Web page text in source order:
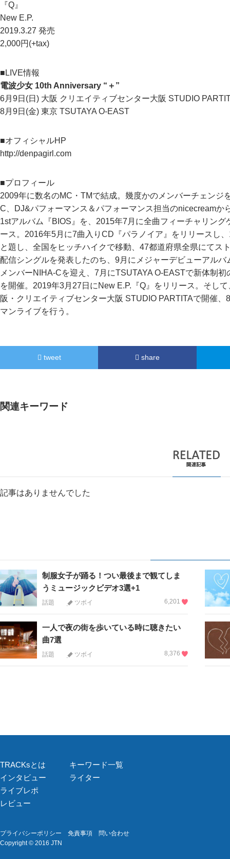
『Q』
New E.P.
2019.3.27 発売
2,000円(+tax)
■LIVE情報
電波少女 10th Anniversary “＋”
6月9日(日) 大阪 クリエイティブセンター大阪 STUDIO
8月9日(金) 東京 TSUTAYA O-EAST
■オフィシャルHP
http://denpagirl.com
■プロフィール
2009年に数名のMC・TMで結成。幾度かのメンバーチェンジ
C、DJ&パフォーマンス＆パフォーマンス担当のnicecreamか
1stアルバム『BIOS』を、2015年7月に全曲フィーチャリン
ース。2016年5月に7曲入りCD『パラノイア』をリリースし
と題し、全国をヒッチハイクで移動、47都道府県全県にてス
配信シングルを発表したのち、9月にメジャーデビューアル
メンバーNIHA-Cを迎え、7月にTSUTAYA O-EASTで新体制
を開催。2019年3月27日にNew E.P.『Q』をリリース。そし
阪・クリエイティブセンター大阪 STUDIO PARTITAで開催
マンライブを行う。
tweet share
関連キーワード
記事はありませんでした
制服女子が踊る！つい最後まで観てしま
うミュージックビデオ3選+1
話題 ツボイ 6,201
一人で夜の街を歩いている時に聴きたい
曲7選
話題 ツボイ 8,376
TRACKsとは
インタビュー
ライブレポ
レビュー
キーワード一覧
ライター
プライバシーポリシー 免責事項
問い合わせ
Copyright © 2016 JTN